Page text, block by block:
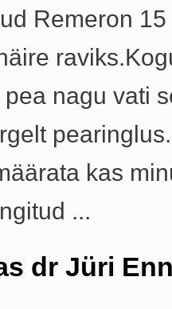
Remeron
nagu vati
kas
...
dr Jüri